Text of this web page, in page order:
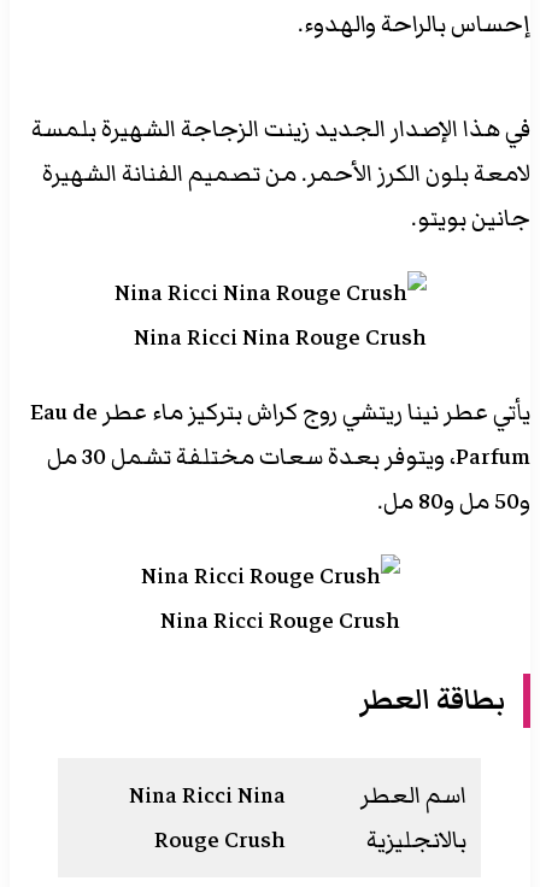
إحساس بالراحة والهدوء.
في هذا الإصدار الجديد زينت الزجاجة الشهيرة بلمسة
لامعة بلون الكرز الأحمر. من تصميم الفنانة الشهيرة
جانين بويتو.
Nina Ricci Nina Rouge Crush
يأتي عطر نينا ريتشي روج كراش بتركيز ماء عطر Eau de
Parfum، ويتوفر بعدة سعات مختلفة تشمل 30 مل
و50 مل و80 مل.
Nina Ricci Rouge Crush
بطاقة العطر
اسم العطر
بالانجليزية
Nina Ricci Nina
Rouge Crush